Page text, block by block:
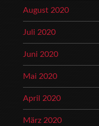
August 2020
Juli 2020
Juni 2020
Mai 2020
April 2020
März 2020